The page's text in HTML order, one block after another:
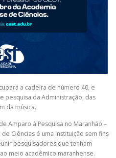
a cadeira de número 40, e
pesquisa da Administração, das
da música.
Amparo à Pesquisa no Maranhão –
de Ciências é uma instituição sem fins
pesquisadores que tenham
meio acadêmico maranhense.